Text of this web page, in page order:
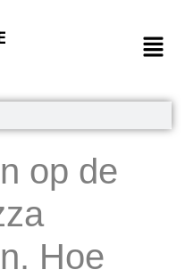
op de
Hoe